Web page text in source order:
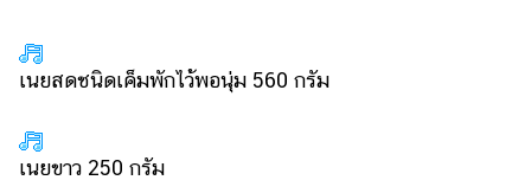
เนยสดชนิดเค็มพักไว้พอนุ่ม 560 กรัม
เนยขาว 250 กรัม